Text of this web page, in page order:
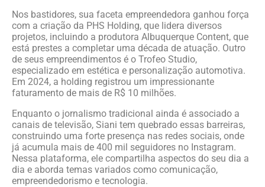
Nos bastidores, sua faceta empreendedora ganhou força
com a criação da PHS Holding, que lidera diversos
projetos, incluindo a produtora Albuquerque Content, que
está prestes a completar uma década de atuação. Outro
de seus empreendimentos é o Trofeo Studio,
especializado em estética e personalização automotiva.
Em 2024, a holding registrou um impressionante
faturamento de mais de R$ 10 milhões.
Enquanto o jornalismo tradicional ainda é associado a
canais de televisão, Siani tem quebrado essas barreiras,
construindo uma forte presença nas redes sociais, onde
já acumula mais de 400 mil seguidores no Instagram.
Nessa plataforma, ele compartilha aspectos do seu dia a
dia e aborda temas variados como comunicação,
empreendedorismo e tecnologia.